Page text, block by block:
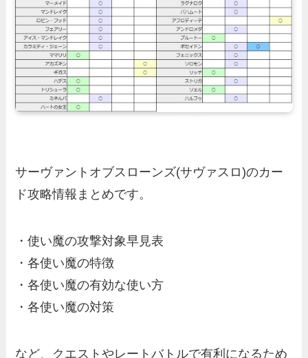
サーヴァントオブスローンズ(サヴァスロ)のカー
ド攻略情報まとめです。
・使い魔の攻撃対象早見表
・各使い魔の特徴
・各使い魔の有効な使い方
・各使い魔の対策
など、 クエストやレートバトルで有利になるため